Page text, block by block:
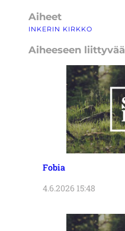
Aiheet
INKERIN KIRKKO
Aiheeseen liittyvää
Fobia
4.6.2026 15:48